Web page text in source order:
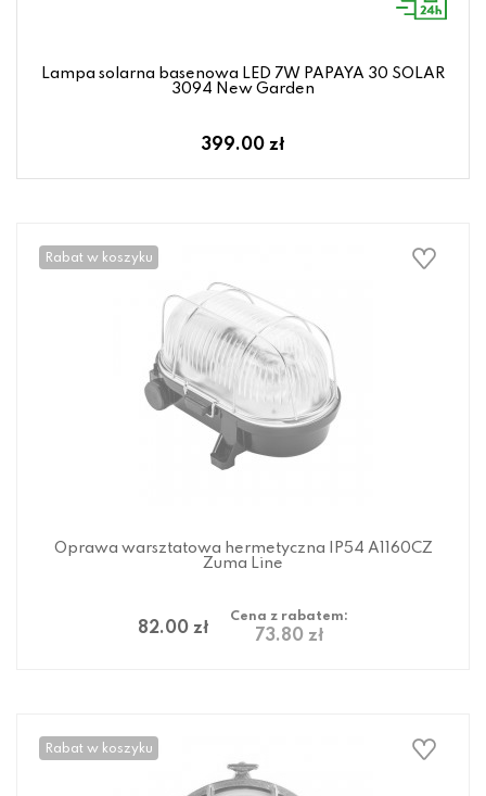
Lampa solarna basenowa LED 7W PAPAYA 30 SOLAR
3094 New Garden
399.00 zł
Rabat w koszyku
Oprawa warsztatowa hermetyczna IP54 A1160CZ
Zuma Line
82.00 zł
Cena z rabatem:
73.80 zł
Rabat w koszyku